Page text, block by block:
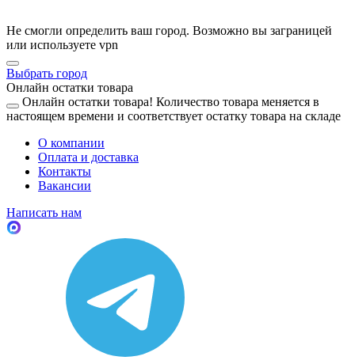
Не смогли определить ваш город. Возможно вы заграницей
или используете vpn
Выбрать город
Онлайн остатки товара
Онлайн остатки товара! Количество товара меняется в
настоящем времени и соответствует остатку товара на складе
О компании
Оплата и доставка
Контакты
Вакансии
Написать нам